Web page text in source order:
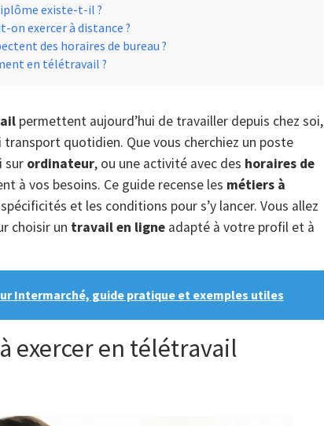
existe-t-il ?
on exercer à distance ?
des horaires de bureau ?
en télétravail ?
permettent aujourd’hui de travailler depuis chez soi,
quotidien. Que vous cherchiez un poste
sur ordinateur, ou une activité avec des horaires de
à vos besoins. Ce guide recense les métiers à
et les conditions pour s’y lancer. Vous allez
choisir un travail en ligne adapté à votre profil et à
Intermarché, guide pratique et exemples utiles
exercer en télétravail